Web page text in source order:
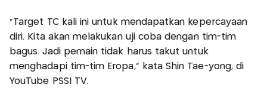
"Target TC kali ini untuk mendapatkan kepercayaan
diri. Kita akan melakukan uji coba dengan tim-tim
bagus. Jadi pemain tidak harus takut untuk
menghadapi tim-tim Eropa," kata Shin Tae-yong, di
YouTube PSSI TV.